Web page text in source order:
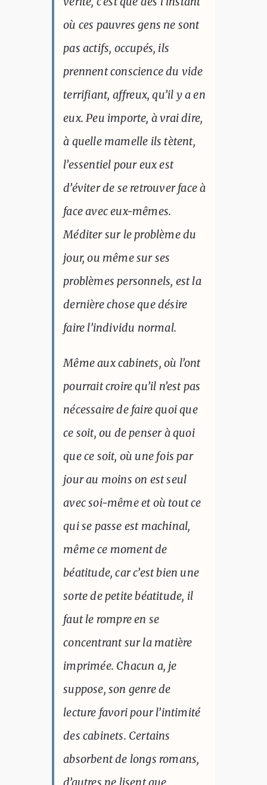
où ces pauvres gens ne sont
pas actifs, occupés, ils
prennent conscience du vide
terrifiant, affreux, qu’il y a en
eux. Peu importe, à vrai dire,
à quelle mamelle ils tètent,
l’essentiel pour eux est
d’éviter de se retrouver face à
face avec eux-mêmes.
Méditer sur le problème du
jour, ou même sur ses
problèmes personnels, est la
dernière chose que désire
faire l’individu normal.
Même aux cabinets, où l’ont
pourrait croire qu’il n’est pas
nécessaire de faire quoi que
ce soit, ou de penser à quoi
que ce soit, où une fois par
jour au moins on est seul
avec soi-même et où tout ce
qui se passe est machinal,
même ce moment de
béatitude, car c’est bien une
sorte de petite béatitude, il
faut le rompre en se
concentrant sur la matière
imprimée. Chacun a, je
suppose, son genre de
lecture favori pour l’intimité
des cabinets. Certains
absorbent de longs romans,